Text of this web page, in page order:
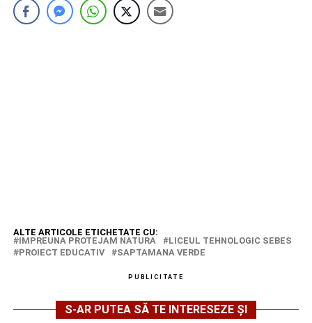
ALTE ARTICOLE ETICHETATE CU:
IMPREUNA PROTEJAM NATURA
LICEUL TEHNOLOGIC SEBES
PROIECT EDUCATIV
SAPTAMANA VERDE
PUBLICITATE
S-AR PUTEA SĂ TE INTERESEZE ȘI